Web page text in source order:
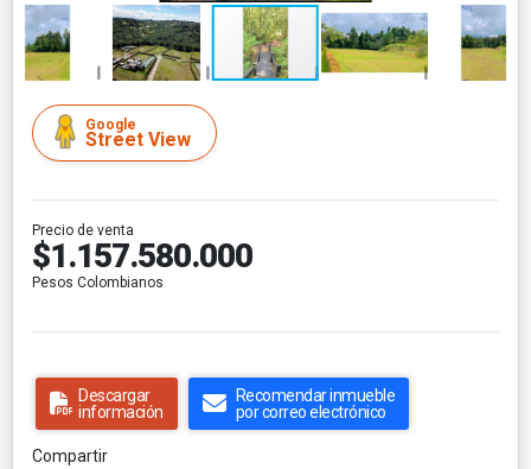
Google
Street View
Precio de venta
$1.157.580.000
Pesos Colombianos
Descargar
información
Recomendar inmueble
por correo electrónico
Compartir